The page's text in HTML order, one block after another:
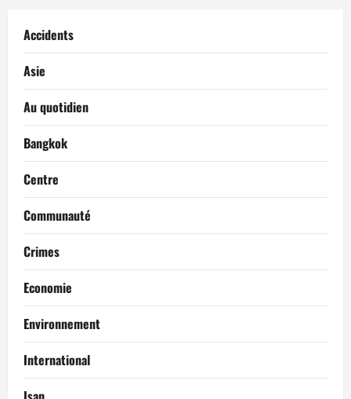
Accidents
Asie
Au quotidien
Bangkok
Centre
Communauté
Crimes
Economie
Environnement
International